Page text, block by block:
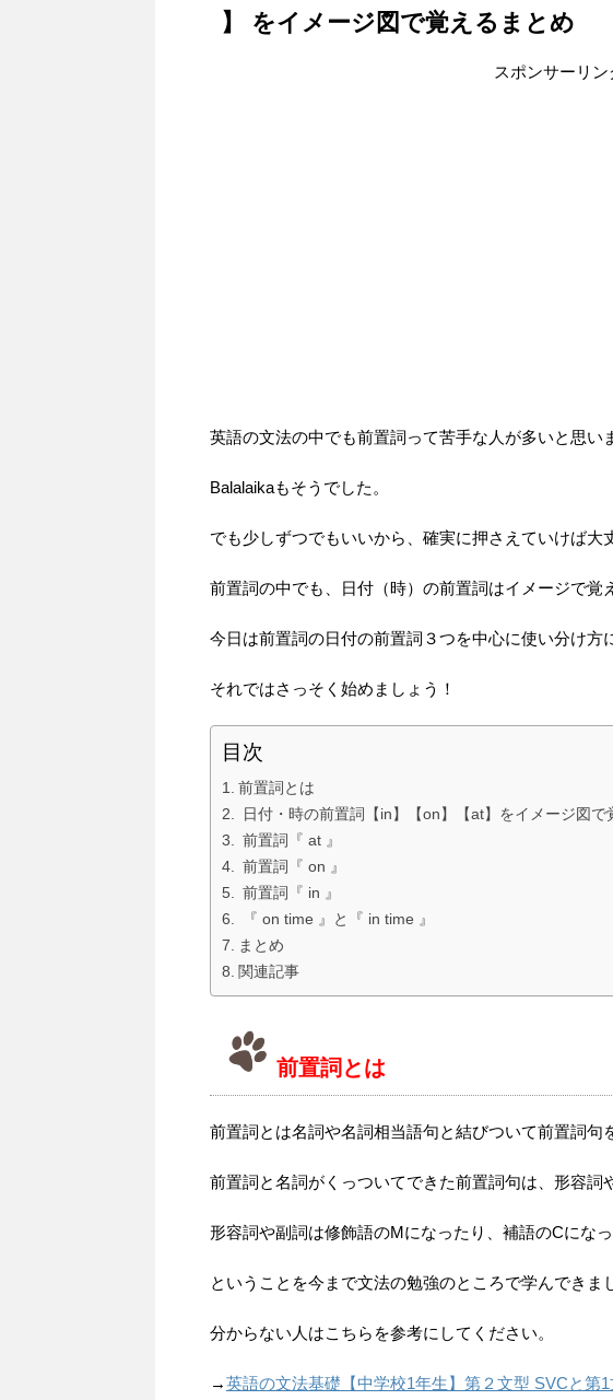
】 をイメージ図で覚えるまとめ
スポンサーリン
英語の文法の中でも前置詞って苦手な人が多いと思い
Balalaikaもそうでした。
でも少しずつでもいいから、確実に押さえていけば大
前置詞の中でも、日付（時）の前置詞はイメージで覚
今日は前置詞の日付の前置詞３つを中心に使い分け方
それではさっそく始めましょう！
目次
前置詞とは
日付・時の前置詞【in】【on】【at】をイメージ図で
前置詞『 at 』
前置詞『 on 』
前置詞『 in 』
『 on time 』と『 in time 』
まとめ
関連記事
前置詞とは
前置詞とは名詞や名詞相当語句と結びついて前置詞句
前置詞と名詞がくっついてできた前置詞句は、形容詞
形容詞や副詞は修飾語のMになったり、補語のCにな
ということを今まで文法の勉強のところで学んできま
分からない人はこちらを参考にしてください。
→英語の文法基礎【中学校1年生】第２文型 SVCと第